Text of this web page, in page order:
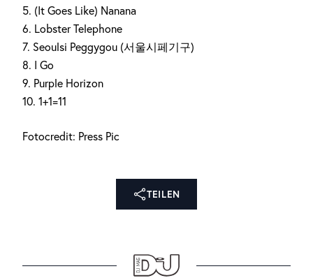
5. (It Goes Like) Nanana
6. Lobster Telephone
7. Seoulsi Peggygou (서울시페기구)
8. I Go
9. Purple Horizon
10. 1+1=11
Fotocredit: Press Pic
TEILEN